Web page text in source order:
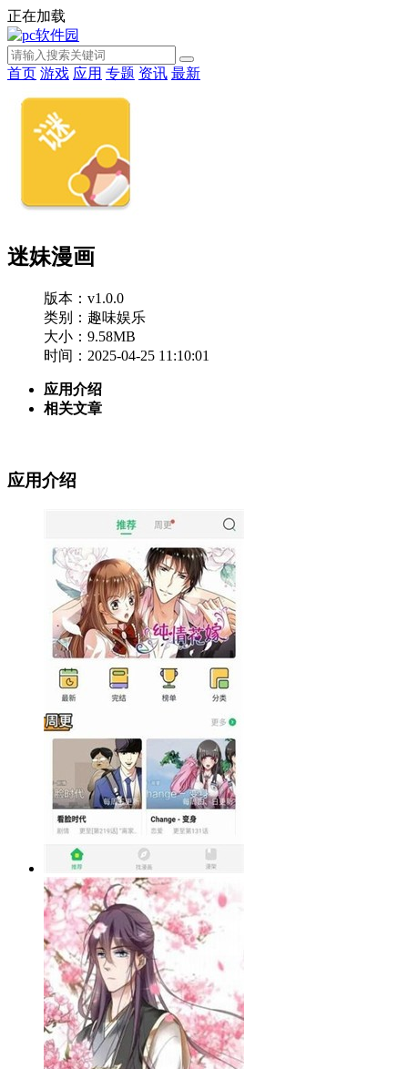
正在加载
首页 游戏 应用 专题 资讯 最新
迷妹漫画
版本：v1.0.0
类别：趣味娱乐
大小：9.58MB
时间：2025-04-25 11:10:01
应用介绍
相关文章
应用介绍